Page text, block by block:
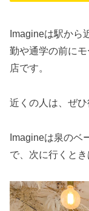
Imagineは駅から
勤や通学の前に
店です。
近くの人は、ぜひ
Imagineは泉のベ
で、次に行くと